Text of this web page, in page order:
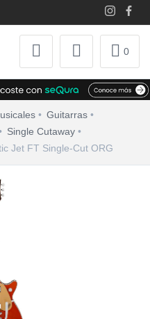
0
Guitarras
Single Cutaway
Jet FT Single-Cut ORG